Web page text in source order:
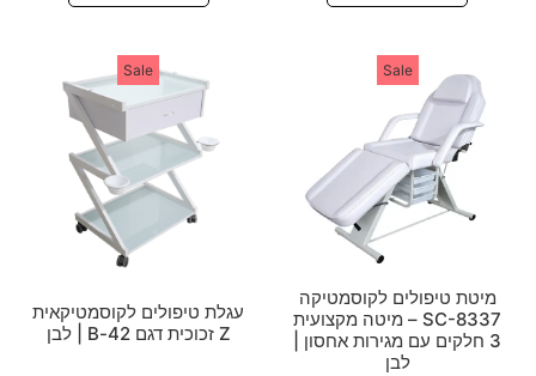
Sale
מיטת טיפולים לקוסמטיקה
SC-8337 – מיטה מקצועית
3 חלקים עם מגירות אחסון |
לבן
Sale
עגלת טיפולים לקוסמטיקאית
Z זכוכית דגם 42-B | לבן